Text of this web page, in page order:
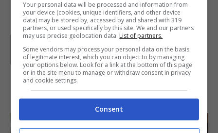
Parole diWaly
IN PRIMO PIANO
Your personal data will be processed and information from
your device (cookies, unique identifiers, and other device
data) may be stored by, accessed by and shared with 319
partners, or used specifically by this site. We and our partners
may use precise geolocation data. List of partners.
Some vendors may process your personal data on the basis
of legitimate interest, which you can object to by managing
your options below. Look for a link at the bottom of this page
or in the site menu to manage or withdraw consent in privacy
and cookie settings.
Consent